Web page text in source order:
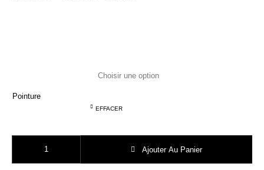
Pointure
EFFACER
Ajouter Au Panier